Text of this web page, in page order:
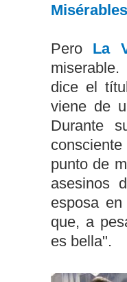
Misérables
Pero La
miserable.
dice el
viene de
Durante
punto de
asesinos
esposa
que, a
es bella".